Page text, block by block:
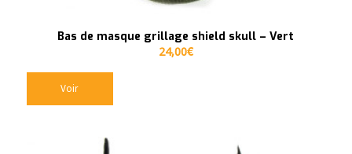
Bas de masque grillage shield skull – Vert
24,00€
Voir